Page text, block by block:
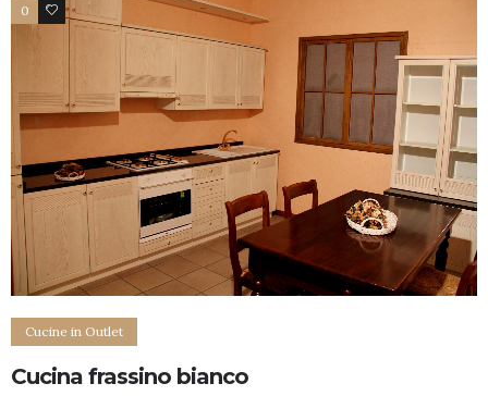
0 6
Cucine in Outlet
Cucina frassino bianco